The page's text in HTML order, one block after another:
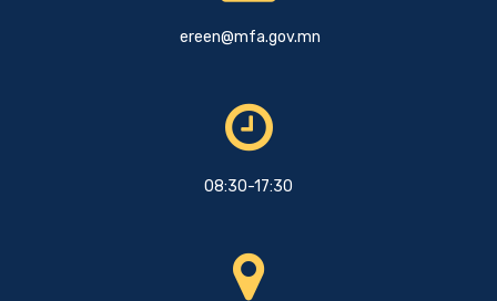
ereen@mfa.gov.mn
08:30-17:30